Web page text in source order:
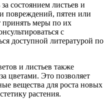
состоянием листьев и
повреждений, пятен или
принять меры по их
с
доступной литературой по
и листьев также
цветами. Это позволяет
вещества для роста новых
растения.